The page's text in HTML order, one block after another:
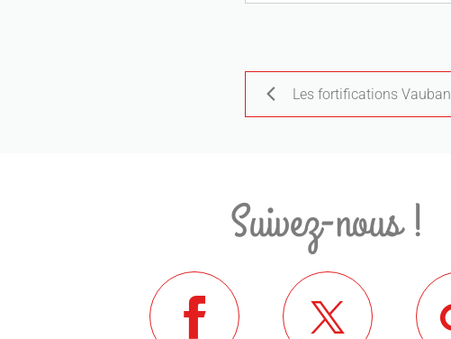
Les fortifications Vauban
Suivez-nous !